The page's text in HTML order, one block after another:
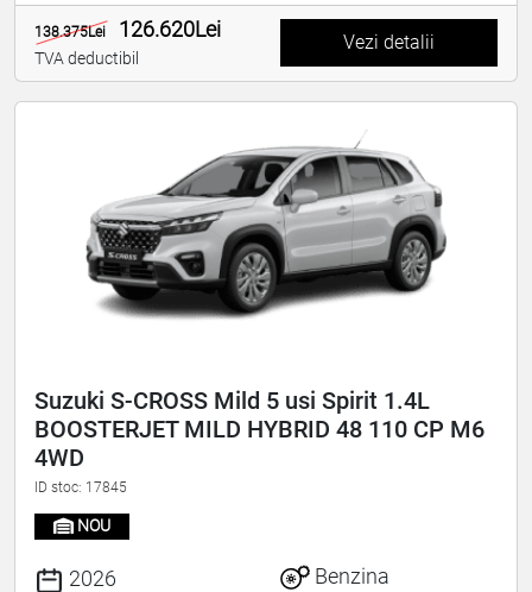
138.375Lei 126.620Lei
TVA deductibil
Vezi detalii
Suzuki S-CROSS Mild 5 usi Spirit 1.4L
BOOSTERJET MILD HYBRID 48 110 CP M6
4WD
ID stoc: 17845
NOU
2026
Benzina